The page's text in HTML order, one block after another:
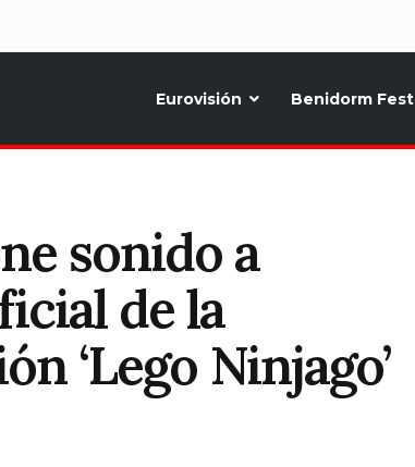
Eurovisión Benidorm Fest
sonido a
de la
‘Lego Ninjago’